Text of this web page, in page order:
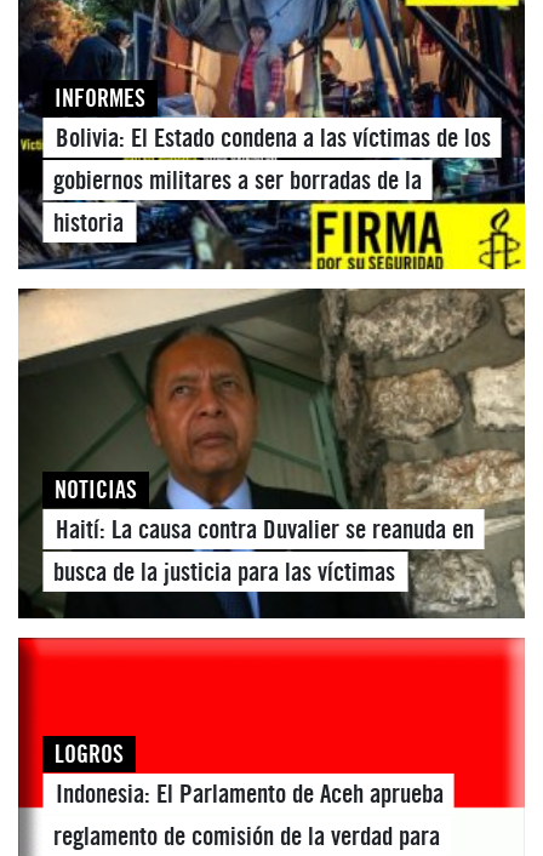
INFORMES
Bolivia: El Estado condena a las víctimas de los
gobiernos militares a ser borradas de la
historia
NOTICIAS
Haití: La causa contra Duvalier se reanuda en
busca de la justicia para las víctimas
LOGROS
Indonesia: El Parlamento de Aceh aprueba
reglamento de comisión de la verdad para